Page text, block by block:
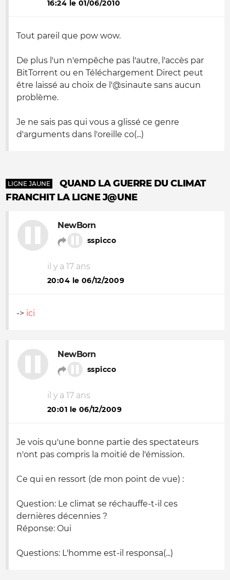
16:24 le 01/06/2010
Tout pareil que pow wow.
De plus l'un n'empêche pas l'autre, l'accès par
BitTorrent ou en Téléchargement Direct peut
être laissé au choix de l'@sinaute sans aucun
problème.
Je ne sais pas qui vous a glissé ce genre
d'arguments dans l'oreille co(...)
LIGNE JAUNE
QUAND LA GUERRE DU CLIMAT
FRANCHIT LA LIGNE J@UNE
NewBorn
sspicco
il y a 17 ans
20:04 le 06/12/2009
-> ici
NewBorn
sspicco
il y a 17 ans
20:01 le 06/12/2009
Je vois qu'une bonne partie des spectateurs
n'ont pas compris la moitié de l'émission.
Ce qui en ressort (de mon point de vue) :
Question: Le climat se réchauffe-t-il ces
dernières décennies ?
Réponse: Oui
Questions: L'homme est-il responsa(...)